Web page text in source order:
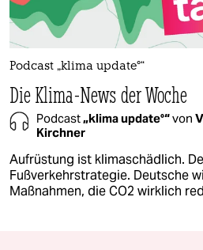
Podcast „klima update°“
Die Klima-News der Woche
Podcast„klima update°“von
Kirchner
Aufrüstung ist klimaschädlich.
Fußverkehrstrategie. Deutsche
Maßnahmen, die CO2 wirklich